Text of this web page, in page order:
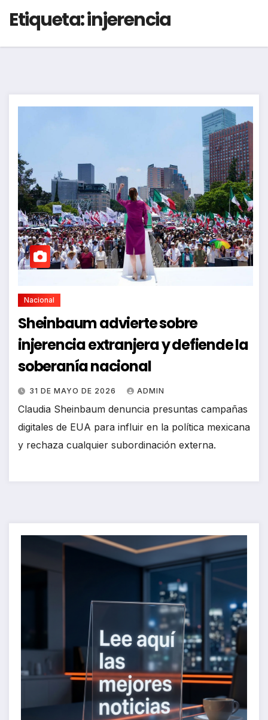
Etiqueta:injerencia
Nacional
Sheinbaum advierte sobre
injerencia extranjera y defiende la
soberanía nacional
31 DE MAYO DE 2026 ADMIN
Claudia Sheinbaum denuncia presuntas campañas
digitales de EUA para influir en la política mexicana
y rechaza cualquier subordinación externa.